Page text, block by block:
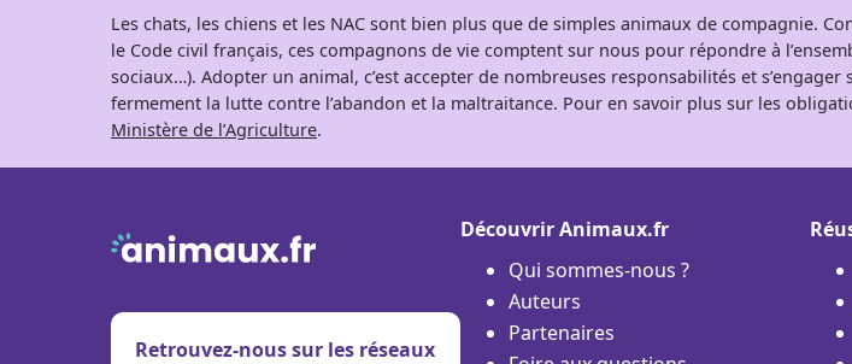
Les chats, les chiens et les NAC sont bien plus que de simples animaux de compagnie.
le Code civil français, ces compagnons de vie comptent sur nous pour répondre à
sociaux…). Adopter un animal, c’est accepter de nombreuses responsabilités et
fermement la lutte contre l’abandon et la maltraitance. Pour en savoir plus sur les
Ministère de l’Agriculture.
Retrouvez-nous sur les réseaux
Découvrir Animaux.fr
Qui sommes-nous ?
Auteurs
Partenaires